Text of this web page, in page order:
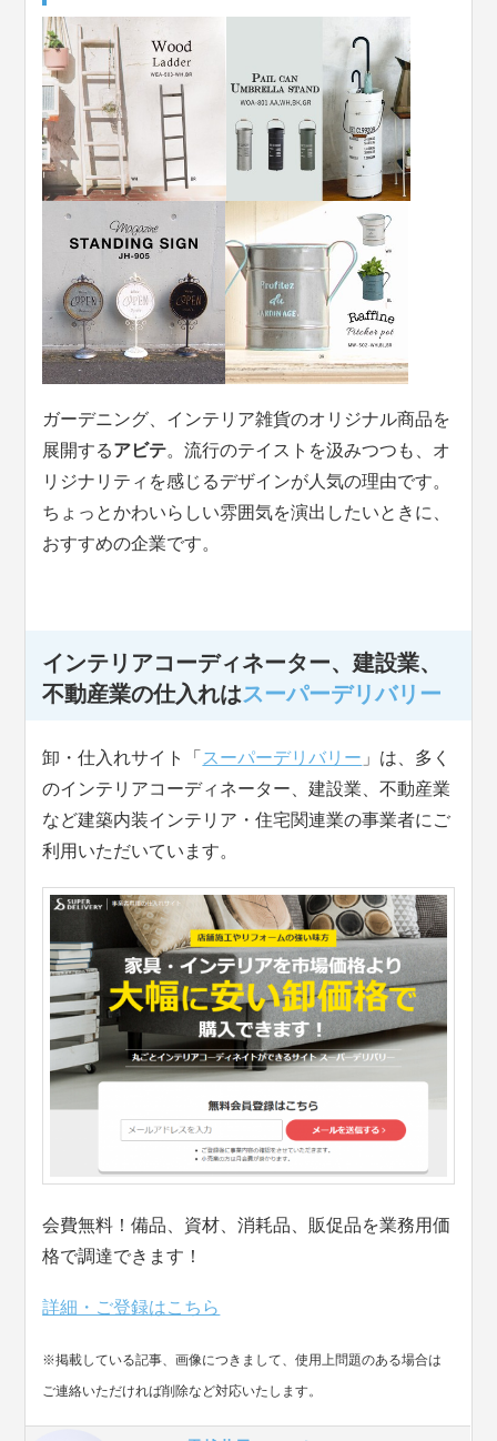
ガーデニング、インテリア雑貨のオリジナル商品を
展開するアビテ。流行のテイストを汲みつつも、オ
リジナリティを感じるデザインが人気の理由です。
ちょっとかわいらしい雰囲気を演出したいときに、
おすすめの企業です。
インテリアコーディネーター、建設業、
不動産業の仕入れはスーパーデリバリー
卸・仕入れサイト「 スーパーデリバリー 」は、多く
のインテリアコーディネーター、建設業、不動産業
など建築内装インテリア・住宅関連業の事業者にご
利用いただいています。
会費無料！備品、資材、消耗品、販促品を業務用価
格で調達できます！
詳細・ご登録はこちら
※掲載している記事、画像につきまして、使用上問題のある場合は
ご連絡いただければ削除など対応いたします。